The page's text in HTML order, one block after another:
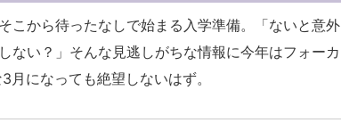
こから待ったなしで始まる入学準備。「ないと意外
ない？」そんな見逃しがちな情報に今年はフォーカ
になっても絶望しないはず。